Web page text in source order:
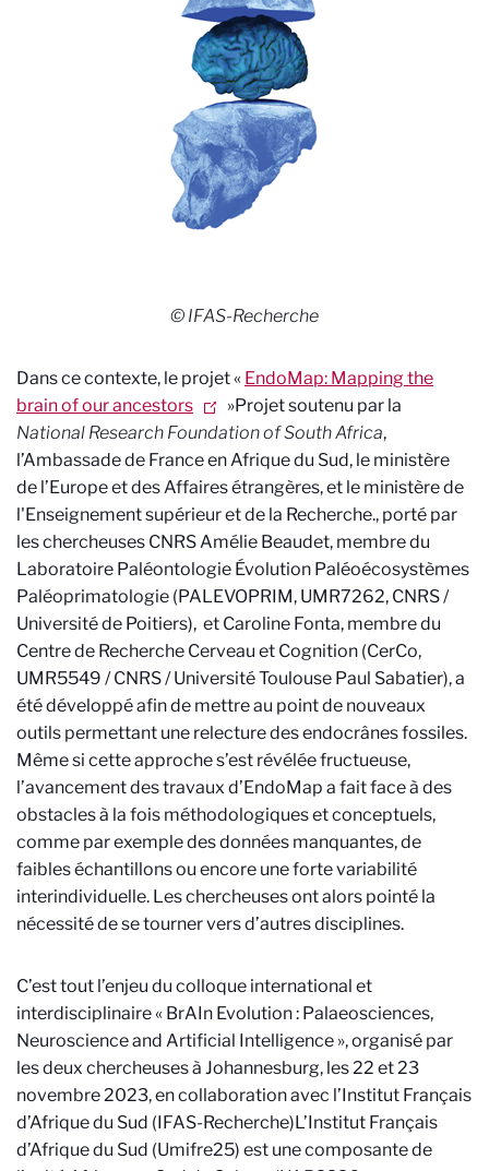
© IFAS-Recherche
Dans ce contexte, le projet« EndoMap: Mapping the
brain of our ancestors
»Projet soutenu par la
National Research Foundation of South Africa,
l’Ambassade de France en Afrique du Sud, le ministère
de l’Europe et des Affaires étrangères, et le ministère de
l'Enseignement supérieur et de la Recherche., porté par
les chercheuses CNRSAmélie Beaudet, membre du
Laboratoire Paléontologie Évolution Paléoécosystèmes
Paléoprimatologie (PALEVOPRIM, UMR7262, CNRS /
Université de Poitiers), et Caroline Fonta, membre du
Centre de Recherche Cerveau et Cognition (CerCo,
UMR5549 / CNRS / Université Toulouse Paul Sabatier),a
été développé afin de mettre au point de nouveaux
outils permettant une relecture des endocrânes fossiles.
Même si cette approche s’est révélée fructueuse,
l’avancement des travaux d’EndoMap a fait face à des
obstacles à la fois méthodologiques et conceptuels,
comme par exemple des données manquantes, de
faibles échantillons ou encore une forte variabilité
interindividuelle. Les chercheuses ont alors pointé la
nécessité de se tourner vers d’autres disciplines.
C’est tout l’enjeu du colloque international et
interdisciplinaire« BrAIn Evolution : Palaeosciences,
Neuroscience and Artificial Intelligence », organisé par
les deux chercheusesà Johannesburg, les 22 et 23
novembre 2023, en collaboration avec l’Institut Français
d’Afrique du Sud (IFAS-Recherche)L’Institut Français
d’Afrique du Sud (Umifre25) est une composante de